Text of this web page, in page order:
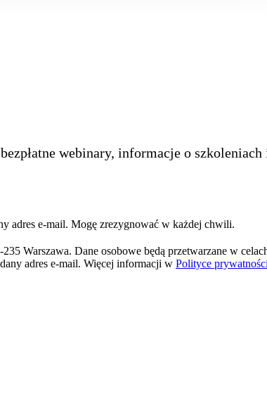
webinary, informacje o
adres e-mail. Mogę zrezygnować w każdej chwili.
Warszawa. Dane osobowe będą przetwarzane w
adres e-mail. Więcej informacji w Polityce prywatności